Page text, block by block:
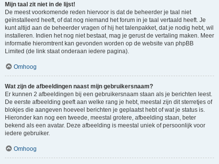
Mijn taal zit niet in de lijst!
De meest voorkomende reden hiervoor is dat de beheerder je taal niet
geïnstalleerd heeft, of dat nog niemand het forum in je taal vertaald heeft. Je
kunt altijd aan de beheerder vragen of hij het talenpakket, dat je nodig hebt, wil
installeren. Indien het nog niet bestaat, mag je gerust de vertaling maken. Meer
informatie hieromtrent kan gevonden worden op de website van phpBB
Limited (de link staat onderaan iedere pagina).
Omhoog
Wat zijn de afbeeldingen naast mijn gebruikersnaam?
Er kunnen 2 afbeeldingen bij een gebruikersnaam staan als je berichten leest.
De eerste afbeelding geeft aan welke rang je hebt, meestal zijn dit sterretjes of
blokjes die aangeven hoeveel berichten je geplaatst hebt of wat je status is.
Hieronder kan nog een tweede, meestal grotere, afbeelding staan, beter
bekend als een avatar. Deze afbeelding is meestal uniek of persoonlijk voor
iedere gebruiker.
Omhoog